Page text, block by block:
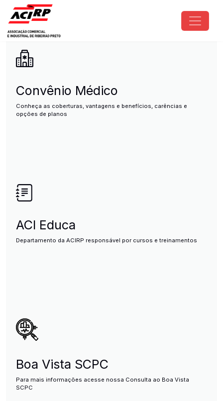
Pular para o conteúdo principal
ACIRP - Associação Comercial
Convênio Médico
Conheça as coberturas, vantagens e benefícios, carências e
opções de planos
ACI Educa
Departamento da ACIRP responsável por cursos e treinamentos
Boa Vista SCPC
Para mais informações acesse nossa Consulta ao Boa Vista
SCPC